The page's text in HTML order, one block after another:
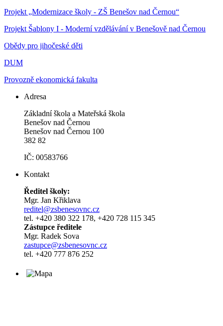
Projekt „Modernizace školy - ZŠ Benešov nad Černou“
Projekt Šablony I - Moderní vzdělávání v Benešově nad Černou
Obědy pro jihočeské děti
DUM
Provozně ekonomická fakulta
Adresa
Základní škola a Mateřská škola
Benešov nad Černou
Benešov nad Černou 100
382 82
IČ: 00583766
Kontakt
Ředitel školy:
Mgr. Jan Křiklava
reditel@zsbenesovnc.cz
tel. +420 380 322 178, +420 728 115 345
Zástupce ředitele
Mgr. Radek Sova
zastupce@zsbenesovnc.cz
tel. +420 777 876 252